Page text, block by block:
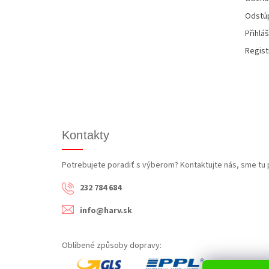
Kontakty
Potrebujete poradiť s výberom? Kontaktujte nás, sme tu
232 784 684
info@harv.sk
Oblíbené způsoby dopravy: